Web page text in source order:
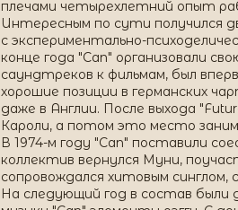
плечами четырехлетний опыт
Интересным по сути получился
с экспериментально-
конце года "Can" организовали
саундтреков к фильмам, был
хорошие позиции в германских
даже в Англии. После выхода
Кароли, а потом это место
В 1974-м году "Can" поставили
коллектив вернулся Муни,
сопровождался хитовым
На следующий год в состав были